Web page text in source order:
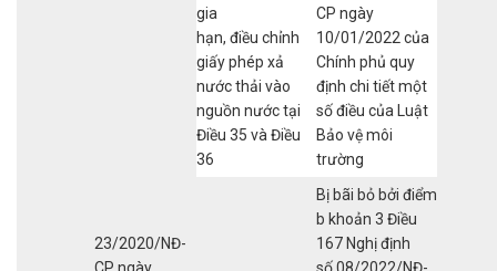
gia
hạn, điều chỉnh
giấy phép xả
nước thải vào
nguồn nước tại
Điều 35 và Điều
36
CP ngày
10/01/2022 của
Chính phủ quy
định chi tiết một
số điều của Luật
Bảo vệ môi
trường
23/2020/NĐ-
Bị bãi bỏ bởi điểm
b khoản 3 Điều
167 Nghị định